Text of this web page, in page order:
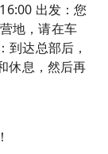
出发：您
地，请在车
到达总部后，
休息，然后再